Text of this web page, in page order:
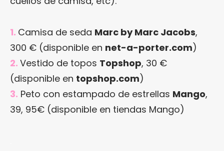
1. Camisa de seda Marc by Marc Jacobs,
300 € (disponible en net-a-porter.com)
2. Vestido de topos Topshop, 30 €
(disponible en topshop.com)
3. Peto con estampado de estrellas Mango,
39, 95€ (disponible en tiendas Mango)